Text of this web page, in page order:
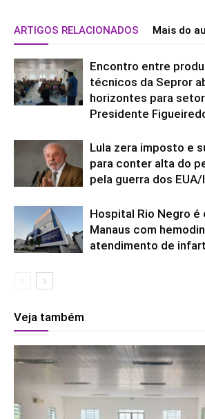
ARTIGOS RELACIONADOS Mais do
Encontro entre
técnicos da Sepror
horizontes para
Presidente
Lula zera imposto e
para conter alta do
pela guerra dos EUA/
Hospital Rio Negro é
Manaus com
atendimento de
Veja também